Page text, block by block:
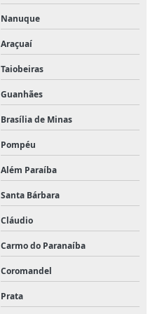
Nanuque
Araçuaí
Taiobeiras
Guanhães
Brasília de Minas
Pompéu
Além Paraíba
Santa Bárbara
Cláudio
Carmo do Paranaíba
Coromandel
Prata